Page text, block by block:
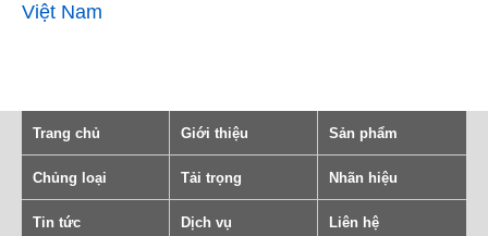
Việt Nam
Trang chủ Giới thiệu Sản phẩm
Chủng loại Tải trọng Nhãn hiệu
Tin tức Dịch vụ Liên hệ